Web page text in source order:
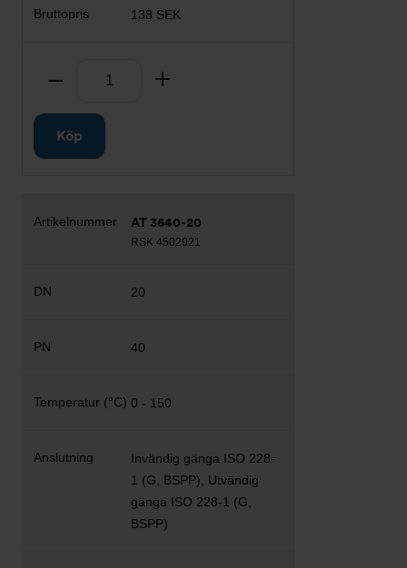
138 SEK
Ta bort
Köp
AT 3640-20
RSK 4502921
20
40
0 - 150
Invändig gänga ISO 228-
1 (G, BSPP), Utvändig
gänga ISO 228-1 (G,
BSPP)